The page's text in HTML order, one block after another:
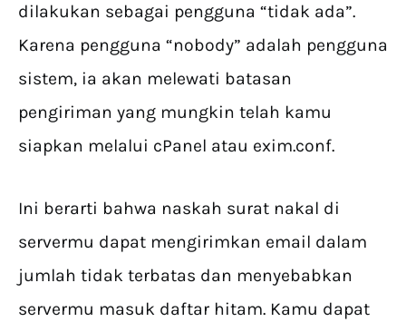
dilakukan sebagai pengguna “tidak ada”.
Karena pengguna “nobody” adalah pengguna
sistem, ia akan melewati batasan
pengiriman yang mungkin telah kamu
siapkan melalui cPanel atau exim.conf.
Ini berarti bahwa naskah surat nakal di
servermu dapat mengirimkan email dalam
jumlah tidak terbatas dan menyebabkan
servermu masuk daftar hitam. Kamu dapat